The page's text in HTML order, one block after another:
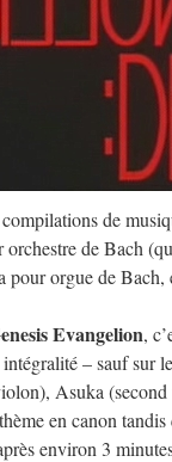
de
de Bach
pour orgue de Bach,
Evangelion,
– sauf sur
Asuka
en canon
environ 3